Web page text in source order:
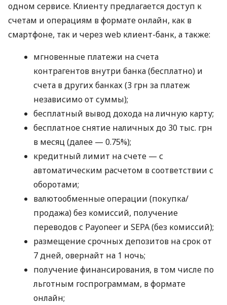
одном сервисе. Клиенту предлагается доступ к
счетам и операциям в формате онлайн, как в
смартфоне, так и через web клиент-банк, а также:
мгновенные платежи на счета
контрагентов внутри банка (бесплатно) и
счета в других банках (3 грн за платеж
независимо от суммы);
бесплатный вывод дохода на личную карту;
бесплатное снятие наличных до 30 тыс. грн
в месяц (далее — 0.75%);
кредитный лимит на счете — с
автоматическим расчетом в соответствии с
оборотами;
валютообменные операции (покупка/
продажа) без комиссий, получение
переводов с Payoneer и SEPA (без комиссий);
размещение срочных депозитов на срок от
7 дней, овернайт на 1 ночь;
получение финансирования, в том числе по
льготным госпрограммам, в формате
онлайн;